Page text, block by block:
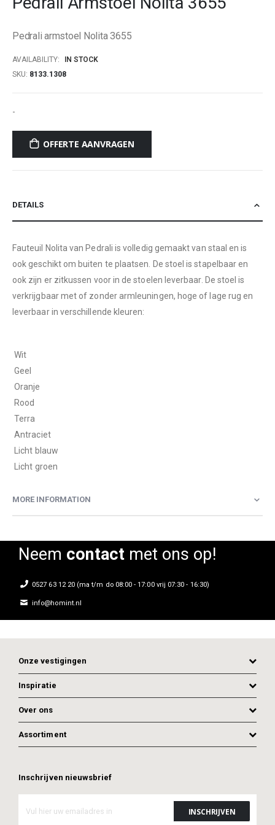
the
gallery
Pedrali armstoel Nolita 3655
AVAILABILITY:
IN STOCK
SKU 8133.1308
-
OFFERTE AANVRAGEN
DETAILS
Fauteuil Nolita van Pedrali is volledig gemaakt van staal en is
ook geschikt om buiten te plaatsen. De stoel is stapelbaar en
ook zijn er zitkussen voor in de stoelen leverbaar. De stoel is
verkrijgbaar met of zonder armleuningen, hoge of lage rug en
leverbaar in verschillende kleuren:
 Wit
 Geel
 Oranje
 Rood
 Terra
 Antraciet
 Licht blauw
 Licht groen
MORE INFORMATION
Neem contactmet ons op!
0527 63 12 20 (ma t/m do 08:00 - 17:00 vrij 07:30 - 16:30)
info@homint.nl
Onze vestigingen
Inspiratie
Over ons
Assortiment
Inschrijven nieuwsbrief